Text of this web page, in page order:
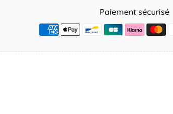
Paiement sécurisé